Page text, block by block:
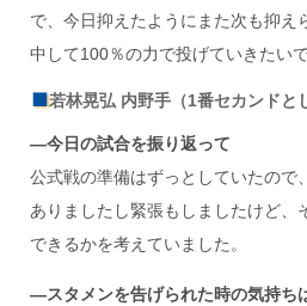
で、今日抑えたようにまた次も抑え
中して100％の力で投げていきたいで
若林晃弘 内野手（1番セカンドと
―今日の試合を振り返って
公式戦の準備はずっとしていたので
ありましたし緊張もしましたけど、
できるかを考えていました。
―スタメンを告げられた時の気持ち